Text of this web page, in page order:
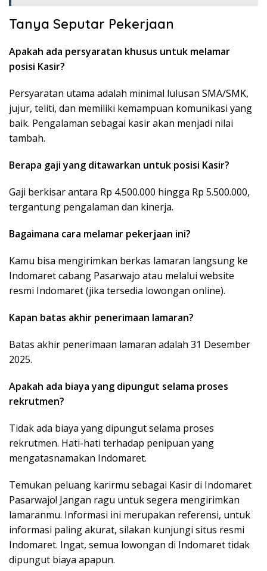
Tanya Seputar Pekerjaan
Apakah ada persyaratan khusus untuk melamar
posisi Kasir?
Persyaratan utama adalah minimal lulusan SMA/SMK,
jujur, teliti, dan memiliki kemampuan komunikasi yang
baik. Pengalaman sebagai kasir akan menjadi nilai
tambah.
Berapa gaji yang ditawarkan untuk posisi Kasir?
Gaji berkisar antara Rp 4.500.000 hingga Rp 5.500.000,
tergantung pengalaman dan kinerja.
Bagaimana cara melamar pekerjaan ini?
Kamu bisa mengirimkan berkas lamaran langsung ke
Indomaret cabang Pasarwajo atau melalui website
resmi Indomaret (jika tersedia lowongan online).
Kapan batas akhir penerimaan lamaran?
Batas akhir penerimaan lamaran adalah 31 Desember
2025.
Apakah ada biaya yang dipungut selama proses
rekrutmen?
Tidak ada biaya yang dipungut selama proses
rekrutmen. Hati-hati terhadap penipuan yang
mengatasnamakan Indomaret.
Temukan peluang karirmu sebagai Kasir di Indomaret
Pasarwajo! Jangan ragu untuk segera mengirimkan
lamaranmu. Informasi ini merupakan referensi, untuk
informasi paling akurat, silakan kunjungi situs resmi
Indomaret. Ingat, semua lowongan di Indomaret tidak
dipungut biaya apapun.